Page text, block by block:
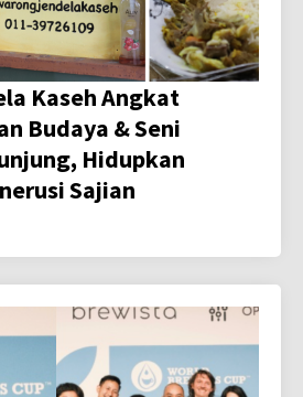
Kaseh Angkat
Budaya & Seni
Hidupkan
Sajian